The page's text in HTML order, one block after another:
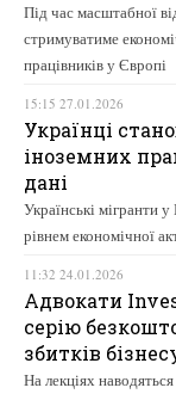
Під час масштабної
стримуватиме
працівників у Європі
15:15 27.01.2026
Українці
іноземних
дані
Українські мігранти
рівнем економічної
11:32 24.01.2026
Адвокати
серію
збитків
На лекціях